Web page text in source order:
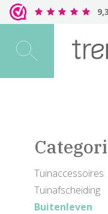
9,3
Tuinaccessoires
Tuinafscheiding
Buitenleven